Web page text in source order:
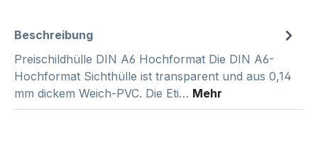
Beschreibung
Preischildhülle DIN A6 Hochformat Die DIN A6-
Hochformat Sichthülle ist transparent und aus 0,14
mm dickem Weich-PVC. Die Eti… Mehr